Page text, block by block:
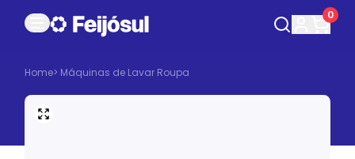
0
Home> Máquinas de Lavar Roupa